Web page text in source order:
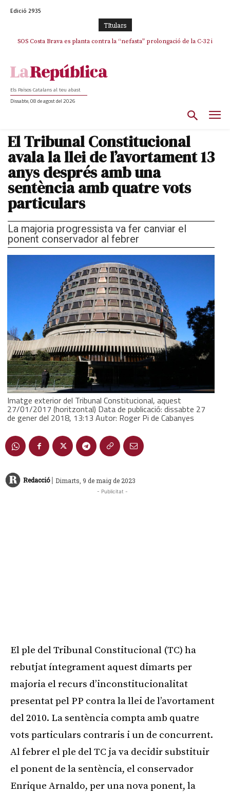
Edició 2935
TItulars
SOS Costa Brava es planta contra la “nefasta” prolongació de la C-32 i
La memòria viva de Josep Sunyol uneix l’esport i la cultura en un emotiu
Els Països Catalans al teu abast
Dissabte, 08 de agost del 2026
El Tribunal Constitucional
avala la llei de l’avortament 13
anys després amb una
sentència amb quatre vots
particulars
La majoria progressista va fer canviar el
ponent conservador al febrer
Imatge exterior del Tribunal Constitucional, aquest
27/01/2017 (horitzontal) Data de publicació: dissabte 27
de gener del 2018, 13:13 Autor: Roger Pi de Cabanyes
Redacció | Dimarts, 9 de maig de 2023
- Publicitat -
El ple del Tribunal Constitucional (TC) ha
rebutjat íntegrament aquest dimarts per
majoria el recurs d’inconstitucionalitat
presentat pel PP contra la llei de l’avortament
del 2010. La sentència compta amb quatre
vots particulars contraris i un de concurrent.
Al febrer el ple del TC ja va decidir substituir
el ponent de la sentència, el conservador
Enrique Arnaldo, per una nova ponent, la